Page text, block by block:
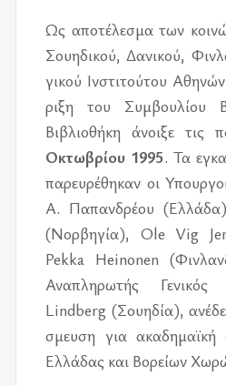
Ως απο­τέ­λε­σμα των
Σου­η­δι­κού, Δανι­κού,
γι­κού Ινστι­τού­του
ρι­ξη του Συμ­βου­λί­ου
Βιβλιο­θή­κη άνοι­ξε τις
Οκτω­βρί­ου 1995. Τα
πα­ρευ­ρέ­θη­καν οι
Α­. Παπαν­δρέ­ου
(Νορ­βη­γία), Ole Vig
Pekka Heinonen
Ανα­πλη­ρω­τής
Lindberg (Σου­η­δία),
σμευ­ση για ακα­δη­μαϊ­κή
Ελλά­δας και Βορεί­ων